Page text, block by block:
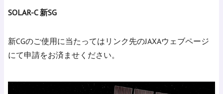
SOLAR-C 新SG
新CGのご使用に当たってはリンク先のJAXAウェブページ
にて申請をお済ませください。